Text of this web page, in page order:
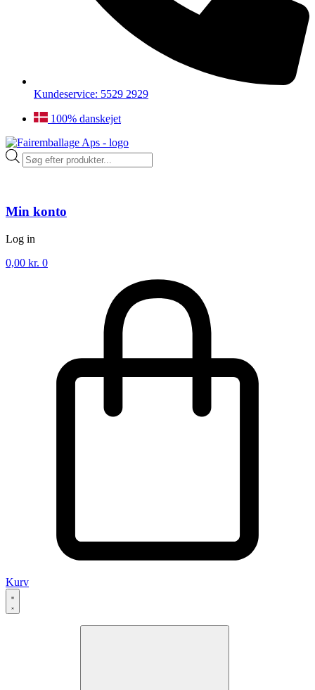
Kundeservice: 5529 2929
100% danskejet
Products
search
Min konto
Log in
0,00 kr. 0
Kurv